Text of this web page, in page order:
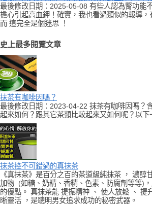
最後修改日期：2025-05-08 有些人認為腎功能
擔心引起高血鉀！確實，我也看過類似的報導
而 這完全是個迷思 ！
史上最多閱覽文章
抹茶有咖啡因嗎？
最後修改日期：2023-04-22 抹茶有咖啡因嗎？
起來如何？跟其它茶類比較起來又如何呢？以下
抹茶控不可錯過的真抹茶
《真抹茶》是百分之百的茶道級純抹茶 ， 濃醇
加物 (如糖、奶精、香精、色素、防腐劑等等)
的優點。 真抹茶能 提振精神 、 使人放鬆 、 提
晰靈活 ，是聰明男女追求成功的秘密武器。